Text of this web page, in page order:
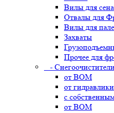
Вилы для сена
Отвалы для
Вилы для
Захваты
Прочее для
-
от ВОМ
от гидравлики
с
от ВОМ